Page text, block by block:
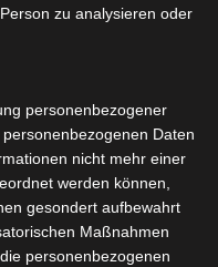
Khaled
du Sahel –
– VAR: Majdi
CS Sfaxien –
zu analysieren oder
personenbezogener
Daten
nicht mehr einer
werden können,
gesondert aufbewahrt
Maßnahmen
personenbezogenen